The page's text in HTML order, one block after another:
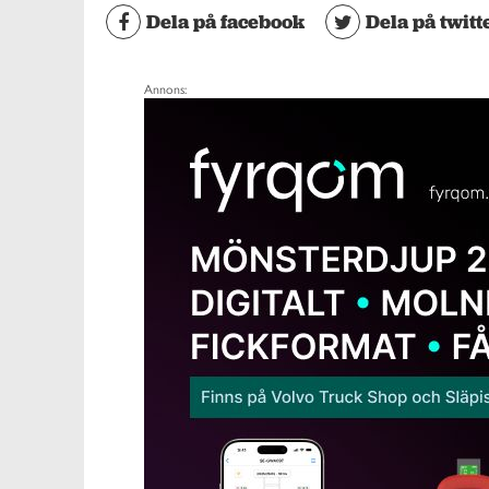
Dela på facebook Dela på
Annons: